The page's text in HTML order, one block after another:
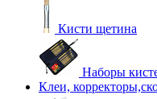
Кисти щетина
Наборы
Клеи,